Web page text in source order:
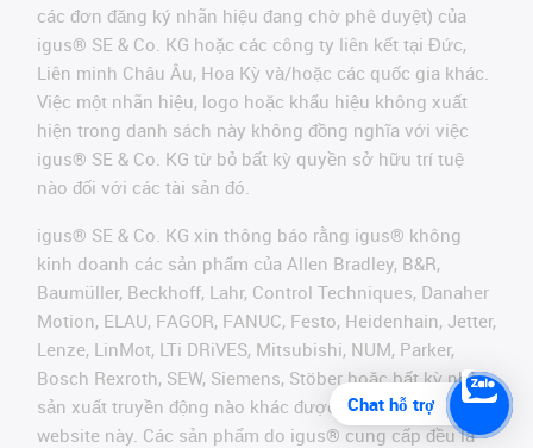
các đơn đăng ký nhãn hiệu đang chờ phê duyệt) của
igus® SE & Co. KG hoặc các công ty liên kết tại Đức,
Liên minh Châu Âu, Hoa Kỳ và/hoặc các quốc gia khác.
Việc một nhãn hiệu, logo hoặc khẩu hiệu không xuất
hiện trong danh sách này không đồng nghĩa với việc
igus® SE & Co. KG từ bỏ bất kỳ quyền sở hữu trí tuệ
nào đối với các tài sản đó.
igus® SE & Co. KG xin thông báo rằng igus® không
kinh doanh các sản phẩm của Allen Bradley, B&R,
Baumüller, Beckhoff, Lahr, Control Techniques, Danaher
Motion, ELAU, FAGOR, FANUC, Festo, Heidenhain, Jetter,
Lenze, LinMot, LTi DRiVES, Mitsubishi, NUM, Parker,
Bosch Rexroth, SEW, Siemens, Stöber hoặc bất kỳ nhà
sản xuất truyền động nào khác được đề cập trên
website này. Các sản phẩm do igus® cung cấp đều là
Chat hỗ trợ